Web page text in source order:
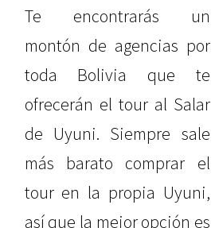
Te encontrarás un
montón de agencias por
toda Bolivia que te
ofrecerán el tour al Salar
de Uyuni. Siempre sale
más barato comprar el
tour en la propia Uyuni,
así que la mejor opción es